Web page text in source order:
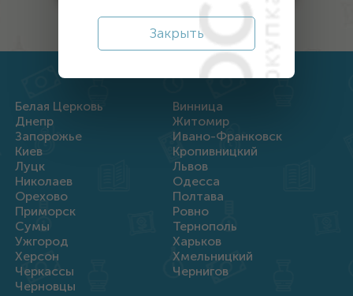
Белая Церковь
Винница
Днепр
Житомир
Запорожье
Ивано-Франковск
Киев
Кропивницкий
Луцк
Львов
Николаев
Одесса
Орехово
Полтава
Приморск
Ровно
Сумы
Тернополь
Ужгород
Харьков
Херсон
Хмельницкий
Черкассы
Чернигов
Черновцы
Закрыть